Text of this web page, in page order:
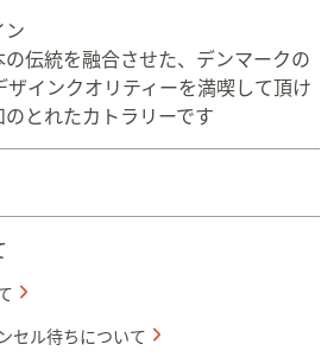
ン
伝統を融合させた、デンマークの
インクオリティーを満喫して頂け
とれたカトラリーです
セル待ちについて